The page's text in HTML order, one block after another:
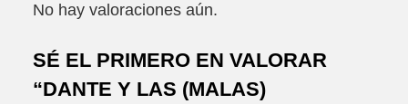
No hay valoraciones aún.
SÉ EL PRIMERO EN VALORAR
“DANTE Y LAS (MALAS)